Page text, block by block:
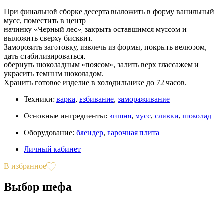
При финальной сборке десерта выложить в форму ванильный
мусс, поместить в центр
начинку «Черный лес», закрыть оставшимся муссом и
выложить сверху бисквит.
Заморозить заготовку, извлечь из формы, покрыть велюром,
дать стабилизироваться,
обернуть шоколадным «поясом», залить верх глассажем и
украсить темным шоколадом.
Хранить готовое изделие в холодильнике до 72 часов.
Техники: варка, взбивание, замораживание
Основные ингредиенты: вишня, мусс, сливки, шоколад
Оборудование: блендер, варочная плита
Личный кабинет
В избранное
Выбор шефа